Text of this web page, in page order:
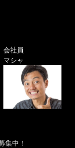
会社員
マシャ
集中！